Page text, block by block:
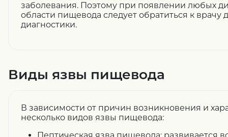
заболевания. Поэтому при появлении любых
области пищевода следует обратиться к врачу
диагностики.
Виды язвы пищевода
В зависимости от причин возникновения и
несколько видов язвы пищевода: